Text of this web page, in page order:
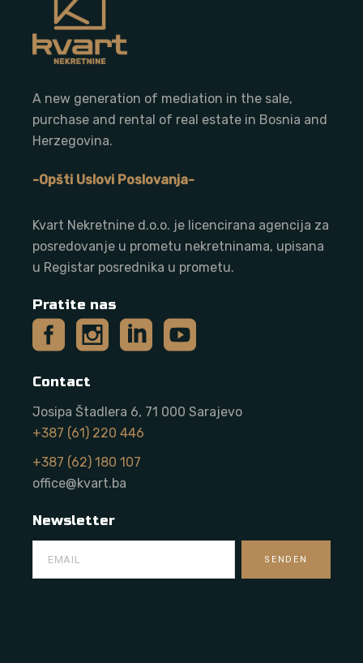
A new generation of mediation in the sale,
purchase and rental of real estate in Bosnia and
Herzegovina.
-Opšti Uslovi Poslovanja-
Kvart Nekretnine d.o.o. je licencirana agencija za
posredovanje u prometu nekretninama, upisana
u Registar posrednika u prometu.
Pratite nas
Contact
Josipa Štadlera 6, 71 000 Sarajevo
+387 (61) 220 446
+387 (62) 180 107
office@kvart.ba
Newsletter